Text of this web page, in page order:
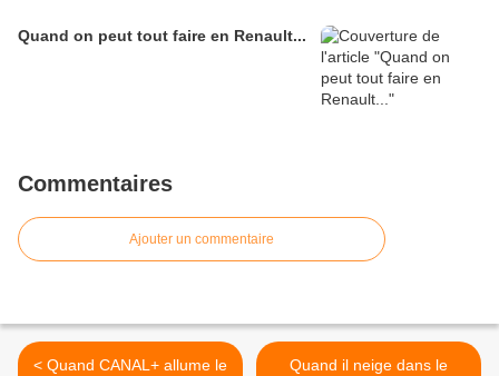
Quand on peut tout faire en Renault...
Commentaires
Ajouter un commentaire
< Quand CANAL+ allume le
Quand il neige dans le